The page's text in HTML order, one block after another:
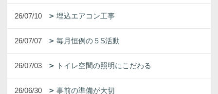
26/07/10 埋込エアコン工事
26/07/07 毎月恒例の５S活動
26/07/03 トイレ空間の照明にこだわる
26/06/30 事前の準備が大切